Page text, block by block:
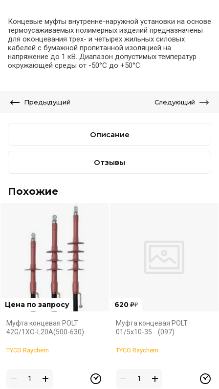
Концевые муфты внутренне-наружной установки на основе
термоусаживаемых полимерных изделий предназначены
для оконцевания трех- и четырех жильных силовых
кабелей с бумажной пропитанной изоляцией на
напряжение до 1 кВ. Диапазон допустимых температур
окружающей среды от -50°С до +50°С.
Предыдущий Следующий
Описание
Отзывы
Похожие
Цена по запросу
Муфта концевая POLT
42G/1XO-L20A(500-630)
TYCO Raychem
620 ₽
Муфта концевая POLT
01/5x10-35 (097)
TYCO Raychem